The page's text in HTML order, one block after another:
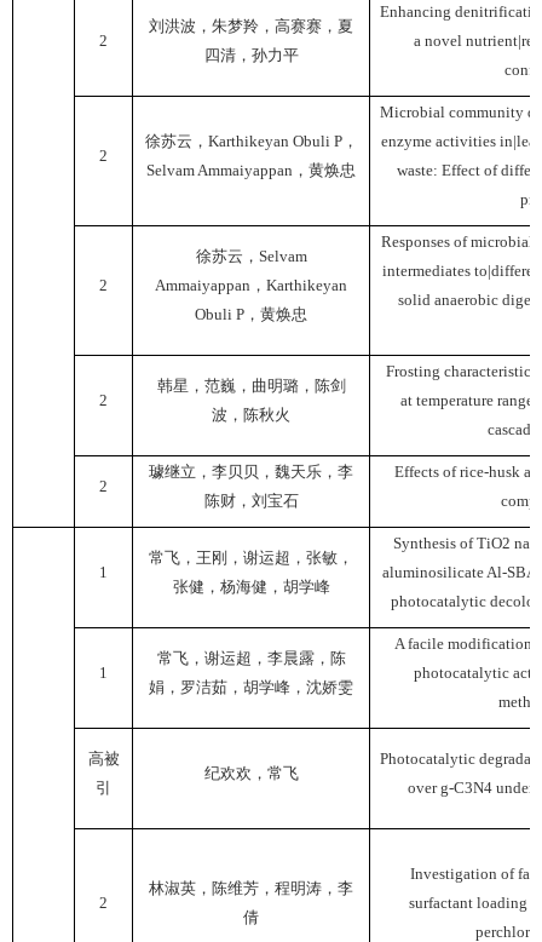
2
刘洪波，朱梦羚，高赛赛，夏
四清，孙力平
Enhancing
a novel
2
徐苏云， Karthikeyan Obuli P，
Selvam Ammaiyappan ，黄焕忠
Microbial community
enzyme activities
waste: Effect of
2
徐苏云， Selvam
Ammaiyappan ， Karthikeyan
Obuli P ，黄焕忠
Responses of
intermediates
solid anaerobic
2
韩星，范巍，曲明璐，陈剑
波，陈秋火
Frosting
at temperature
2
璩继立，李贝贝，魏天乐，李
陈财，刘宝石
Effects of rice-husk
1
常飞，王刚，谢运超，张敏，
张健，杨海健，胡学峰
Synthesis of TiO2
aluminosilicate Al-
photocatalytic
1
常飞，谢运超，李晨露，陈
娟，罗洁茹，胡学峰，沈娇雯
A facile modification
photocatalytic
高被
引
纪欢欢，常飞
Photocatalytic
over g-C3N4
2
林淑英，陈维芳，程明涛，李
倩
Investigation of
surfactant loading